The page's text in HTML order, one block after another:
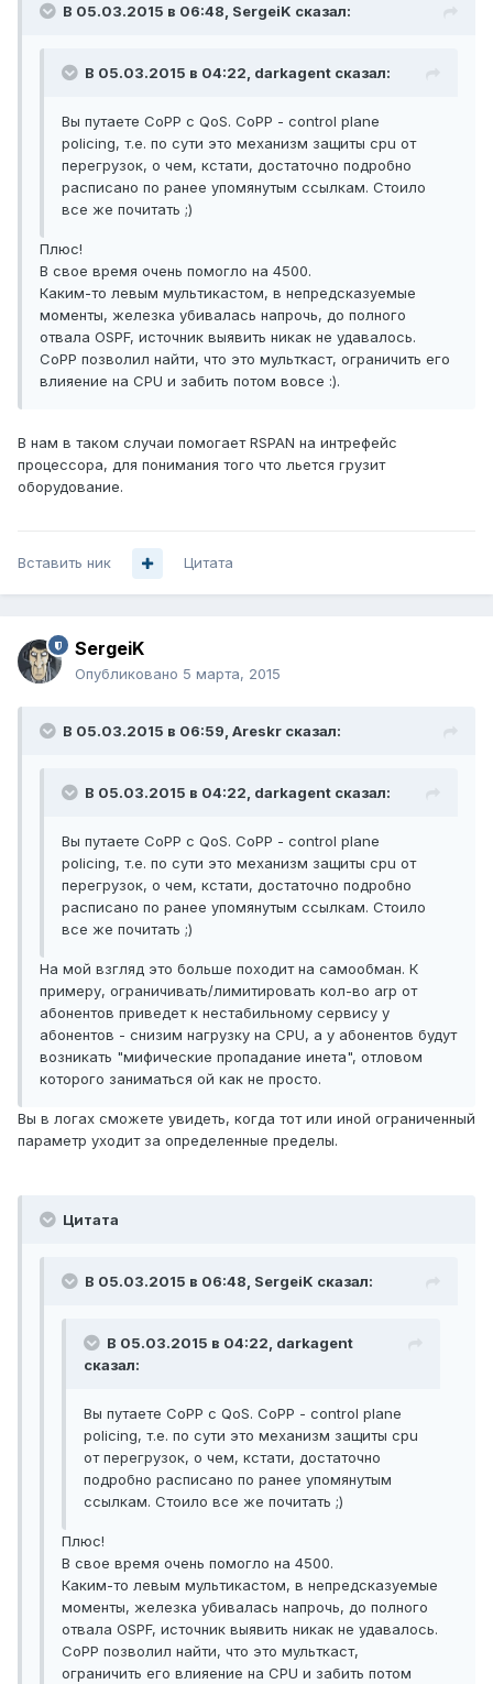
В 05.03.2015 в 06:48, SergeiK сказал:
В 05.03.2015 в 04:22, darkagent сказал:
Вы путаете CoPP с QoS. CoPP - control plane
policing, т.е. по сути это механизм защиты cpu от
перегрузок, о чем, кстати, достаточно подробно
расписано по ранее упомянутым ссылкам. Стоило
все же почитать ;)
Плюс!
В свое время очень помогло на 4500.
Каким-то левым мультикастом, в непредсказуемые
моменты, железка убивалась напрочь, до полного
отвала OSPF, источник выявить никак не удавалось.
CoPP позволил найти, что это мульткаст, ограничить его
влияение на CPU и забить потом вовсе :).
В нам в таком случаи помогает RSPAN на интрефейс
процессора, для понимания того что льется грузит
оборудование.
Вставить ник Цитата
SergeiK
Опубликовано 5 марта, 2015
В 05.03.2015 в 06:59, Areskr сказал:
В 05.03.2015 в 04:22, darkagent сказал:
Вы путаете CoPP с QoS. CoPP - control plane
policing, т.е. по сути это механизм защиты cpu от
перегрузок, о чем, кстати, достаточно подробно
расписано по ранее упомянутым ссылкам. Стоило
все же почитать ;)
На мой взгляд это больше походит на самообман. К
примеру, ограничивать/лимитировать кол-во arp от
абонентов приведет к нестабильному сервису у
абонентов - снизим нагрузку на CPU, а у абонентов будут
возникать "мифические пропадание инета", отловом
которого заниматься ой как не просто.
Вы в логах сможете увидеть, когда тот или иной ограниченный
параметр уходит за определенные пределы.
Цитата
В 05.03.2015 в 06:48, SergeiK сказал:
В 05.03.2015 в 04:22, darkagent
сказал:
Вы путаете CoPP с QoS. CoPP - control plane
policing, т.е. по сути это механизм защиты cpu
от перегрузок, о чем, кстати, достаточно
подробно расписано по ранее упомянутым
ссылкам. Стоило все же почитать ;)
Плюс!
В свое время очень помогло на 4500.
Каким-то левым мультикастом, в непредсказуемые
моменты, железка убивалась напрочь, до полного
отвала OSPF, источник выявить никак не удавалось.
CoPP позволил найти, что это мульткаст,
ограничить его влияение на CPU и забить потом